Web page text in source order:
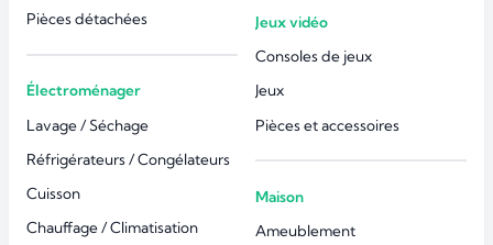
Pièces détachées
Électroménager
Lavage / Séchage
Réfrigérateurs / Congélateurs
Cuisson
Chauffage / Climatisation
Jeux vidéo
Consoles de jeux
Jeux
Pièces et accessoires
Maison
Ameublement